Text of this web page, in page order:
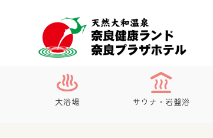
大浴場 サウナ・岩盤浴